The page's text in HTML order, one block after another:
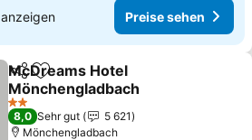
anzeigen Preise sehen
TeilenZu Favoriten hinzufügen
McDreams Hotel
Mönchengladbach
2 Sterne
8,0 Sehr gut
5 621
Mönchengladbach